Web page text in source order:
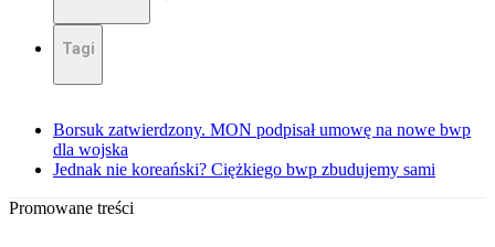
Tagi
Borsuk zatwierdzony. MON podpisał umowę na nowe bwp
dla wojska
Jednak nie koreański? Ciężkiego bwp zbudujemy sami
Promowane treści